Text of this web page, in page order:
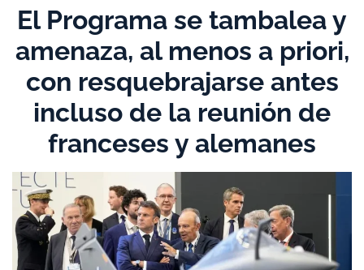
El Programa se tambalea y
amenaza, al menos a priori,
con resquebrajarse antes
incluso de la reunión de
franceses y alemanes